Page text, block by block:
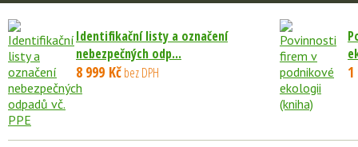
Identifikační listy a označení
nebezpečných odp...
8 999 Kčbez DPH 1